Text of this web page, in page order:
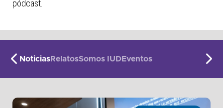
pódcast.
NoticiasRelatosSomos IUDEventos